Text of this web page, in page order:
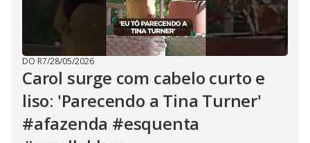
DO R7/28/05/2026
Carol surge com cabelo curto e
liso: 'Parecendo a Tina Turner'
#afazenda #esquenta